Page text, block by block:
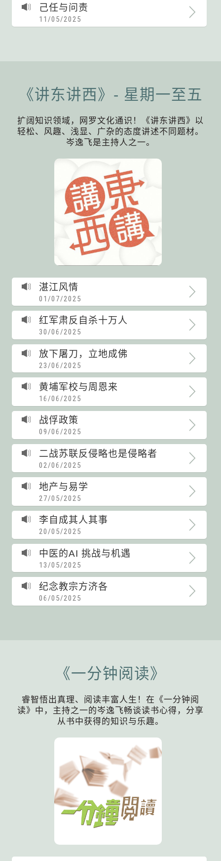
己任与问责
11/05/2025
《讲东讲西》- 星期一至五
扩阔知识领域，网罗文化通识！《讲东讲西》以
轻松、风趣、浅显、广杂的态度讲述不同题材。
岑逸飞是主持人之一。
湛江风情
01/07/2025
红军肃反自杀十万人
30/06/2025
放下屠刀，立地成佛
23/06/2025
黄埔军校与周恩来
16/06/2025
战俘政策
09/06/2025
二战苏联反侵略也是侵略者
02/06/2025
地产与易学
27/05/2025
李自成其人其事
20/05/2025
中医的AI 挑战与机遇
13/05/2025
纪念教宗方济各
06/05/2025
《一分钟阅读》
睿智悟出真理、阅读丰富人生！在《一分钟阅
读》中，主持之一的岑逸飞畅谈读书心得，分享
从书中获得的知识与乐趣。